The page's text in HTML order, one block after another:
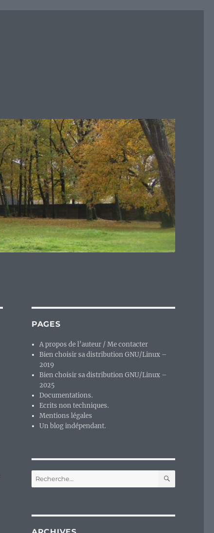
PAGES
A propos de l’auteur / Me contacter
Bien choisir sa distribution GNU/Linux –
2019
Bien choisir sa distribution GNU/Linux –
2025
Documentations.
Ecrits non techniques.
Mentions légales
Un blog indépendant.
Recherche
pour :